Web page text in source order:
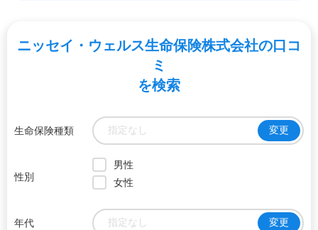
ニッセイ・ウェルス生命保険株式会社の口コ
ミ
を検索
生命保険種類 指定なし 変更
性別
男性
女性
年代 指定なし 変更